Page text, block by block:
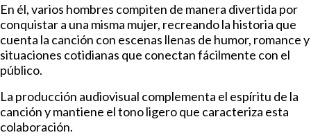
En él, varios hombres compiten de manera divertida por
conquistar a una misma mujer, recreando la historia que
cuenta la canción con escenas llenas de humor, romance y
situaciones cotidianas que conectan fácilmente con el
público.
La producción audiovisual complementa el espíritu de la
canción y mantiene el tono ligero que caracteriza esta
colaboración.